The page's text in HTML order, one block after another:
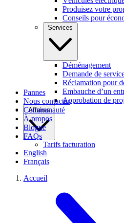
Produisez votre
Conseils pour
Services
Déménagement
Demande de
Réclamation pour
Embauche d’un
Approbation de
Affaires
Tarifs facturation
Pannes
Nous contacter
Communauté
À propos
Blogue
FAQs
English
Français
Accueil